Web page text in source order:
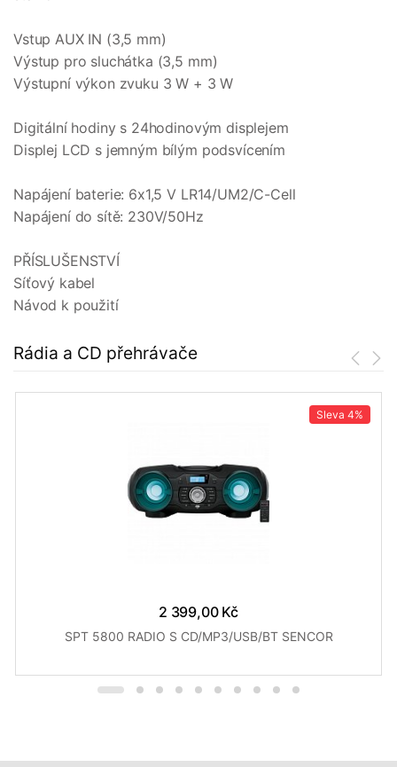
Vstup AUX IN (3,5 mm)
Výstup pro sluchátka (3,5 mm)
Výstupní výkon zvuku 3 W + 3 W
Digitální hodiny s 24hodinovým displejem
Displej LCD s jemným bílým podsvícením
Napájení baterie: 6x1,5 V LR14/UM2/C-Cell
Napájení do sítě: 230V/50Hz
PŘÍSLUŠENSTVÍ
Síťový kabel
Návod k použití
Rádia a CD přehrávače
Sleva 4%
2 399,00 Kč
SPT 5800 RADIO S CD/MP3/USB/BT SENCOR